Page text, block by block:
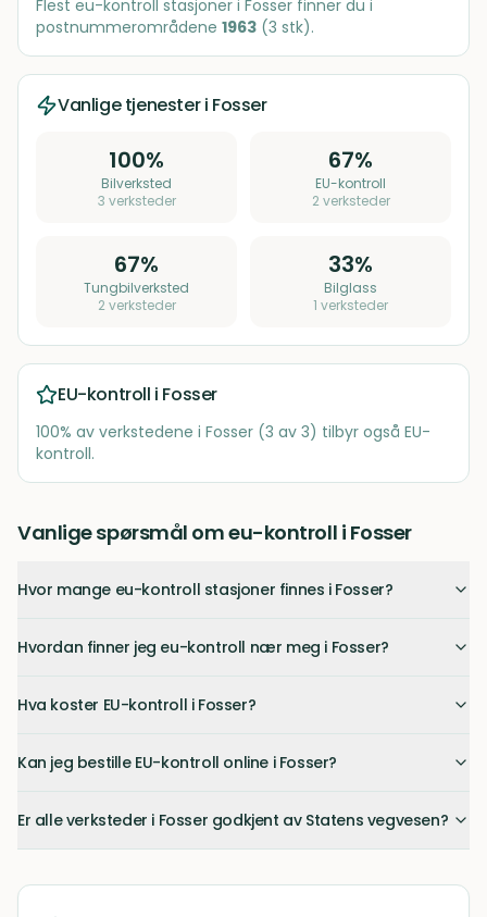
Flest eu-kontroll stasjoner i Fosser finner du i
postnummerområdene 1963 (3 stk).
Vanlige tjenester i Fosser
100%
Bilverksted
3 verksteder
67%
EU-kontroll
2verksteder
67%
Tungbilverksted
2verksteder
33%
Bilglass
1 verksteder
EU-kontroll i Fosser
100% av verkstedene i Fosser (3 av 3) tilbyr også EU-
kontroll.
Vanlige spørsmål om eu-kontroll i Fosser
Hvor mange eu-kontroll stasjoner finnes i Fosser?
Hvordan finner jeg eu-kontroll nær meg i Fosser?
Hva koster EU-kontroll i Fosser?
Kan jeg bestille EU-kontroll online i Fosser?
Er alle verksteder i Fosser godkjent av Statens vegvesen?